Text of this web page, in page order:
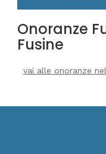
Onoranze
Fusine
vai alle onoranze